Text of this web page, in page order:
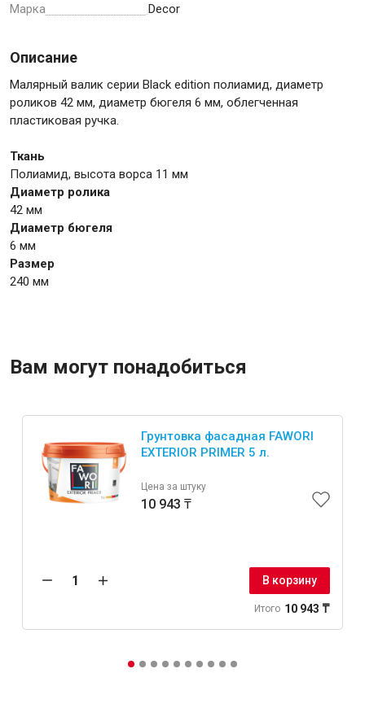
Марка Decor
Описание
Малярный валик серии Black edition полиамид, диаметр
роликов 42 мм, диаметр бюгеля 6 мм, облегченная
пластиковая ручка.
Ткань
Полиамид, высота ворса 11 мм
Диаметр ролика
42 мм
Диаметр бюгеля
6 мм
Размер
240 мм
Вам могут понадобиться
Грунтовка фасадная FAWORI
EXTERIOR PRIMER 5 л.
Цена за штуку
10 943 ₸
В корзину
Итого 10 943 ₸
Инструмент для штукатурно-отделочных работ
Сантехника
Крепежи
Анкеры
Товары для бани и сауны
Оборудование для клининга и уборки